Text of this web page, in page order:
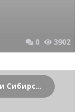
0 3902
Криминальные новости Новосибирска и Сибирского региона